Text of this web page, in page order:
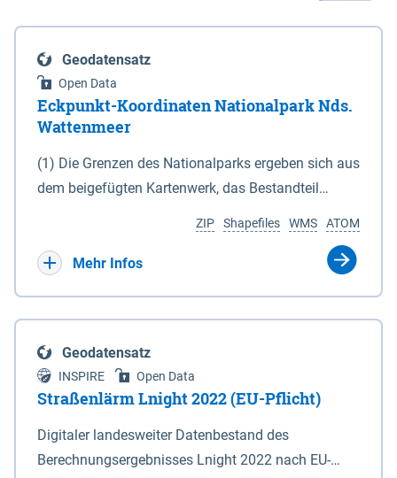
Geodatensatz
Open Data
Eckpunkt-Koordinaten Nationalpark Nds.
Wattenmeer
(1) Die Grenzen des Nationalparks ergeben sich aus
dem beigefügten Kartenwerk, das Bestandteil
(DTK) im Maßstab 1 : 100 000 (Anlage 2), 2.
verkleinerte Amtliche Karte 1 : 5 000 (AK5) im
projizierte Koordinaten im Europäischen
Terrestrischen Referenzsystem 1989 (ETRS 89) mit
der Universalen Transversalen Mercator-Abbildung
bezogen auf die Zone 32 N (UTM 32N) dargestellt
(Anlage 4); Gleiches gilt für die geografischen
ATOM
WMS
Shapefiles
ZIP
Mehr Infos
Geodatensatz
INSPIRE Open Data
Straßenlärm Lnight 2022 (EU-Pflicht)
Digitaler landesweiter Datenbestand des
Berechnungsergebnisses Lnight 2022 nach EU-